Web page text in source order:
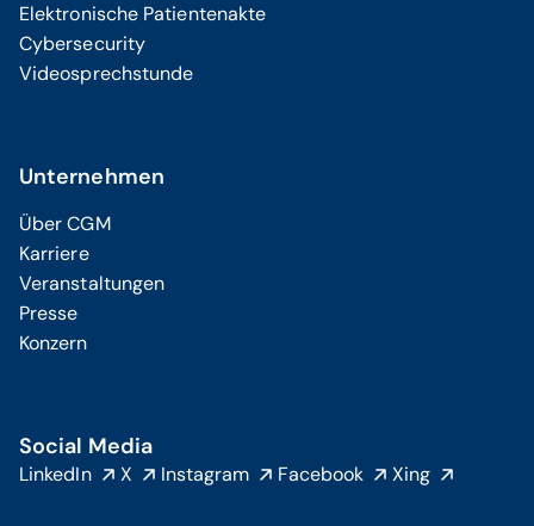
Elektronische Patientenakte
Cybersecurity
Videosprechstunde
Unternehmen
Über CGM
Karriere
Veranstaltungen
Presse
Konzern
Social Media
LinkedIn X Instagram Facebook Xing